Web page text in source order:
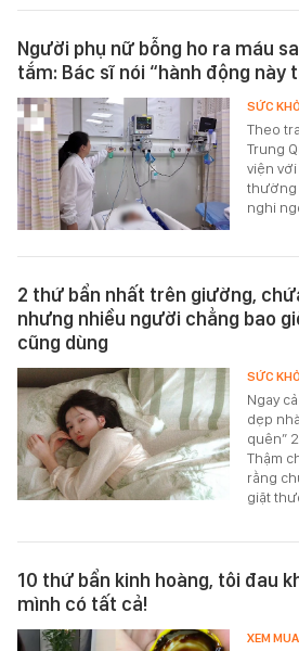
Người phụ nữ bỗng ho ra máu
tắm: Bác sĩ nói “hành động này
Theo
Trung
viện
thường
nghi
SỨC
2 thứ bẩn nhất trên giường,
nhưng nhiều người chẳng bao
cũng dùng
Ngay
dẹp
quên”
Thậm
rằng
giặt
SỨC
10 thứ bẩn kinh hoàng, tôi đau
mình có tất cả!
XEM